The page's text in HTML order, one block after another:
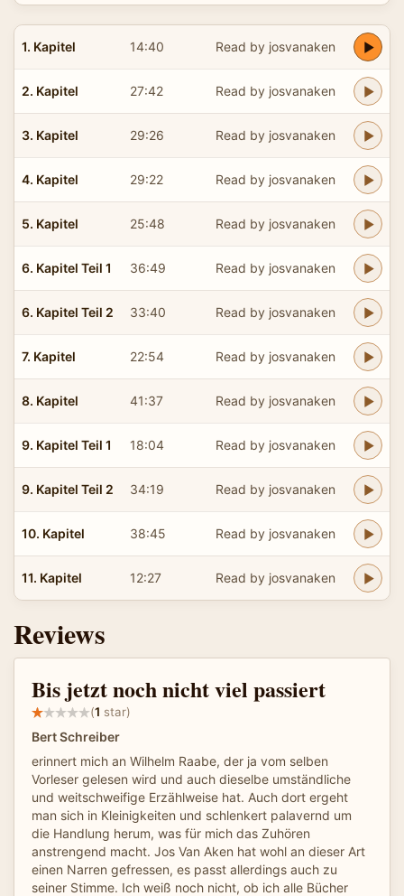
1. Kapitel 14:40 Read by josvanaken
2. Kapitel 27:42 Read by josvanaken
3. Kapitel 29:26 Read by josvanaken
4. Kapitel 29:22 Read by josvanaken
5. Kapitel 25:48 Read by josvanaken
6. Kapitel Teil 1 36:49 Read by josvanaken
6. Kapitel Teil 2 33:40 Read by josvanaken
7. Kapitel 22:54 Read by josvanaken
8. Kapitel 41:37 Read by josvanaken
9. Kapitel Teil 1 18:04 Read by josvanaken
9. Kapitel Teil 2 34:19 Read by josvanaken
10. Kapitel 38:45 Read by josvanaken
11. Kapitel 12:27 Read by josvanaken
Reviews
Bis jetzt noch nicht viel passiert
(1 star)
Bert Schreiber
erinnert mich an Wilhelm Raabe, der ja vom selben
Vorleser gelesen wird und auch dieselbe umständliche
und weitschweifige Erzählweise hat. Auch dort ergeht
man sich in Kleinigkeiten und schlenkert palavernd um
die Handlung herum, was für mich das Zuhören
anstrengend macht. Jos Van Aken hat wohl an dieser Art
einen Narren gefressen, es passt allerdings auch zu
seiner Stimme. Ich weiß noch nicht, ob ich alle Bücher